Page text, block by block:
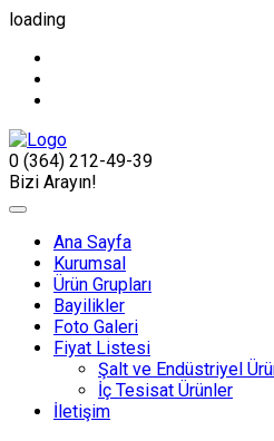
loading
0 (364) 212-49-39
Bizi Arayın!
Ana Sayfa
Kurumsal
Ürün Grupları
Bayilikler
Foto Galeri
Fiyat Listesi
Şalt ve Endüstriyel
İç Tesisat Ürünler
İletişim